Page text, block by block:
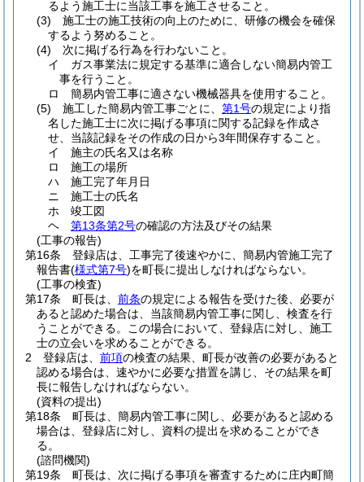
るよう施工士に当該工事を施工させること。
(3)
施工士の施工技術の向上のために、研修の機会を確保
するよう努めること。
(4)
次に掲げる行為を行わないこと。
イ
ガス事業法に規定する基準に適合しない簡易内管工
事を行うこと。
ロ
簡易内管工事に適さない機械器具を使用すること。
(5)
施工した簡易内管工事ごとに、 第1号の規定により指
名した施工士に次に掲げる事項に関する記録を作成さ
せ、当該記録をその作成の日から3年間保存すること。
イ
施主の氏名又は名称
ロ
施工の場所
ハ
施工完了年月日
ニ
施工士の氏名
ホ
竣工図
ヘ
第13条第2号の確認の方法及びその結果
(工事の報告)
第16条
登録店は、工事完了後速やかに、簡易内管施工完了
報告書(様式第7号)を町長に提出しなければならない。
(工事の検査)
第17条
町長は、 前条の規定による報告を受けた後、必要が
あると認めた場合は、当該簡易内管工事に関し、検査を行
うことができる。
この場合において、登録店に対し、施工
士の立会いを求めることができる。
2
登録店は、 前項の検査の結果、町長が改善の必要があると
認める場合は、速やかに必要な措置を講じ、その結果を町
長に報告しなければならない。
(資料の提出)
第18条
町長は、簡易内管工事に関し、必要があると認める
場合は、登録店に対し、資料の提出を求めることができ
る。
(諮問機関)
第19条
町長は、次に掲げる事項を審査するために庄内町簡